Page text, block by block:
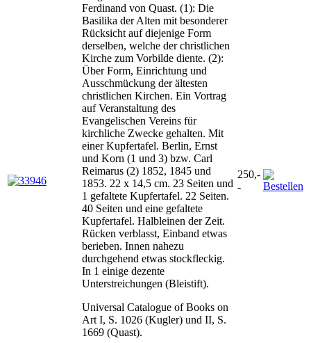
Ferdinand von Quast. (1): Die
Basilika der Alten mit besonderer
Rücksicht auf diejenige Form
derselben, welche der christlichen
Kirche zum Vorbilde diente. (2):
Über Form, Einrichtung und
Ausschmückung der ältesten
christlichen Kirchen. Ein Vortrag
auf Veranstaltung des
Evangelischen Vereins für
kirchliche Zwecke gehalten. Mit
einer Kupfertafel. Berlin, Ernst
und Korn (1 und 3) bzw. Carl
Reimarus (2) 1852, 1845 und
1853. 22 x 14,5 cm. 23 Seiten und
1 gefaltete Kupfertafel. 22 Seiten.
40 Seiten und eine gefaltete
Kupfertafel. Halbleinen der Zeit.
Rücken verblasst, Einband etwas
berieben. Innen nahezu
durchgehend etwas stockfleckig.
In 1 einige dezente
Unterstreichungen (Bleistift).
Universal Catalogue of Books on
Art I, S. 1026 (Kugler) und II, S.
1669 (Quast).
250,-
-